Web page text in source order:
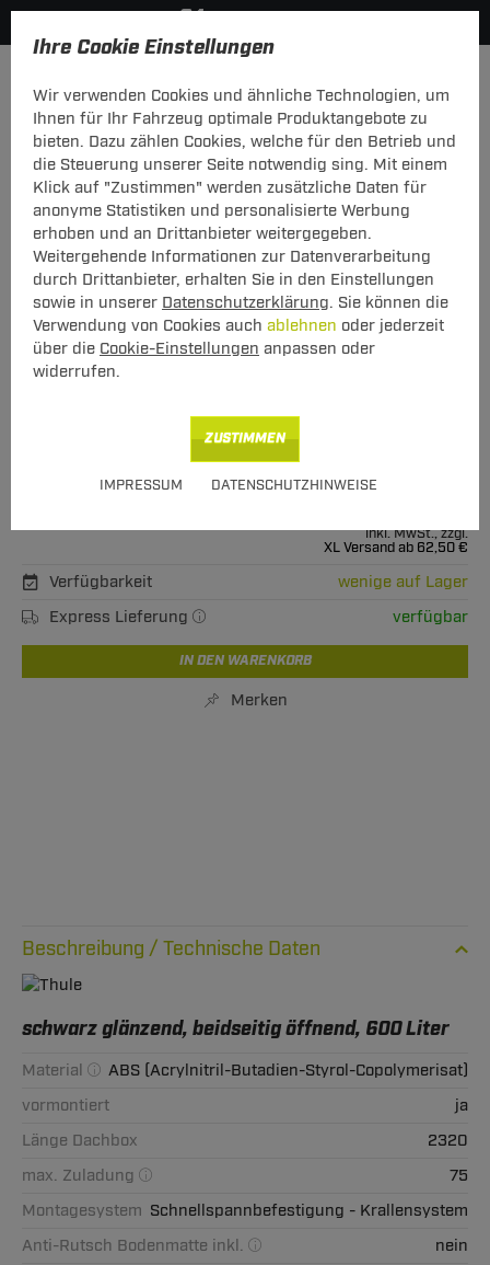
Ihre Cookie Einstellungen
Wir verwenden Cookies und ähnliche Technologien, um
Ihnen für Ihr Fahrzeug optimale Produktangebote zu
bieten. Dazu zählen Cookies, welche für den Betrieb und
die Steuerung unserer Seite notwendig sing. Mit einem
Klick auf "Zustimmen" werden zusätzliche Daten für
anonyme Statistiken und personalisierte Werbung
erhoben und an Drittanbieter weitergegeben.
Weitergehende Informationen zur Datenverarbeitung
durch Drittanbieter, erhalten Sie in den Einstellungen
sowie in unserer Datenschutzerklärung. Sie können die
Verwendung von Cookies auch ablehnen oder jederzeit
über die Cookie-Einstellungen anpassen oder
widerrufen.
IMPRESSUM DATENSCHUTZHINWEISE
ZUSTIMMEN
vorheriger Artikel nächster Artikel
Dachbox Thule Thule Motion 3 XXL
schwarz glänzend, beidseitig öffnend, 600
Liter
Unser Preis
804,00 €
inkl. MwSt., zzgl.
XL Versand ab 62,50 €
Verfügbarkeit
wenige auf Lager
Express Lieferung
verfügbar
IN DEN WARENKORB
Merken
Technische Daten
schwarz glänzend, beidseitig öffnend, 600 Liter
Material
ABS (Acrylnitril-Butadien-Styrol-Copolymerisat)
vormontiert
ja
Länge Dachbox
2320
max. Zuladung
75
Montagesystem Schnellspannbefestigung - Krallensystem
Anti-Rutsch Bodenmatte inkl.
nein